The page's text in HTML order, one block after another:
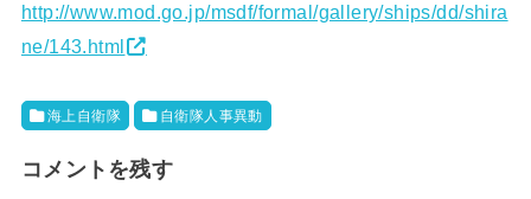
http://www.mod.go.jp/msdf/formal/gallery/ships/dd/shira
ne/143.html
海上自衛隊 自衛隊人事異動
コメントを残す